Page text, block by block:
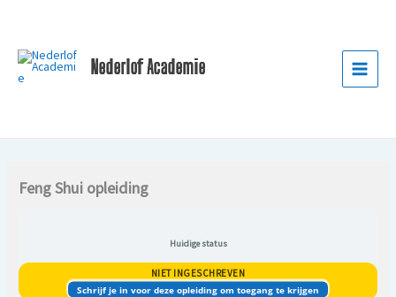
inhoud
Nederlof Academie
Feng Shui opleiding
Huidige status
NIET INGESCHREVEN
Schrijf je in voor deze opleiding om toegang te krijgen